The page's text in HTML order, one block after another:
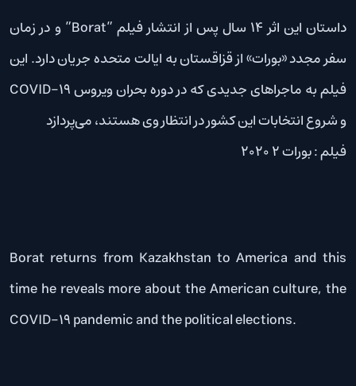
داستان این اثر 14 سال پس از انتشار فیلم ”Borat” و در زمان
سفر مجدد «بورات» از قزاقستان به ایالت متحده جریان دارد. این
فیلم به ماجراهای جدیدی که در دوره بحران ویروس COVID-19
و شروع انتخابات این کشور در انتظار وی هستند، می‌پردازد
فیلم : بورات 2 2020
Borat returns from Kazakhstan to America and this
time he reveals more about the American culture, the
COVID-19 pandemic and the political elections.